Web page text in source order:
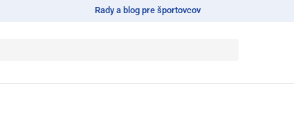
Rady a blog pre športovcov